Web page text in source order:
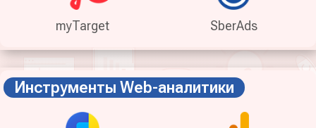
myTarget SberAds
Инструменты Web-аналитики